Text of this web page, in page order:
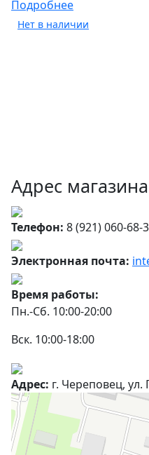
Подробнее
Нет в наличии
Адрес
Телефон: 8 (921) 060-68-
Электронная почта:
Время работы:
Пн.-Сб. 10:00-20:00
Вск. 10:00-18:00
Адрес: г. Череповец,